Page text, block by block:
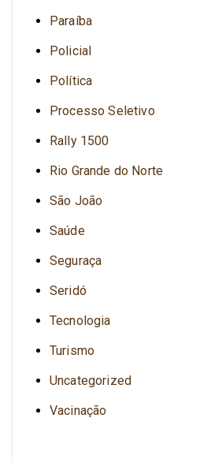
Paraíba
Policial
Política
Processo Seletivo
Rally 1500
Rio Grande do Norte
São João
Saúde
Seguraça
Seridó
Tecnologia
Turismo
Uncategorized
Vacinação